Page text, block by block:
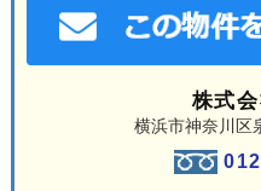
株式
横浜市神奈川区